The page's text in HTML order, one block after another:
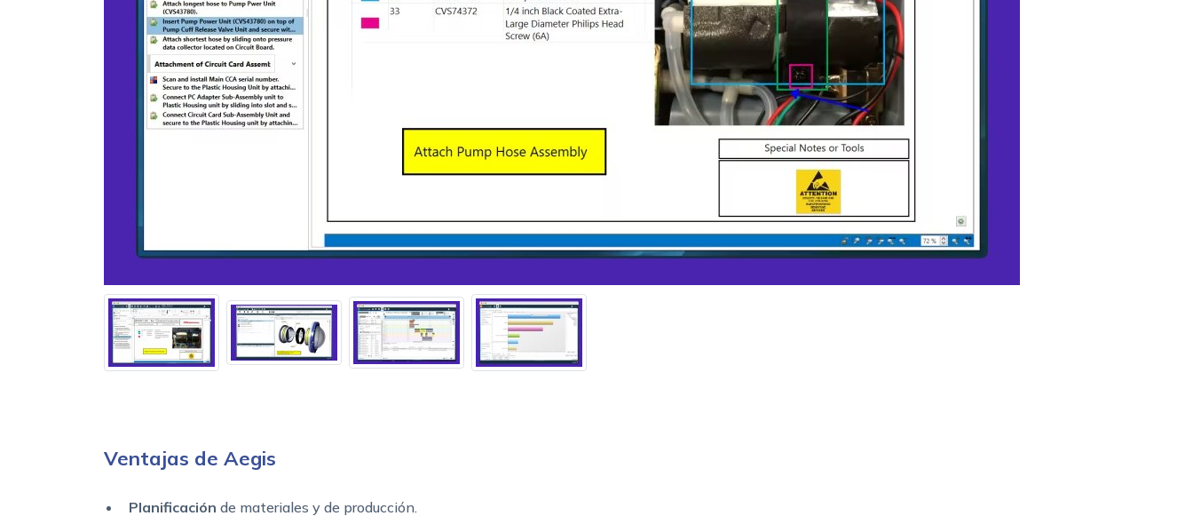
Ventajas de Aegis
Planificación de materiales y de producción.